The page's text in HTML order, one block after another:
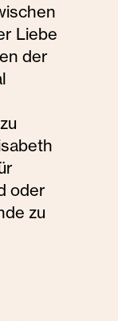
Liebe
der
oder
zu